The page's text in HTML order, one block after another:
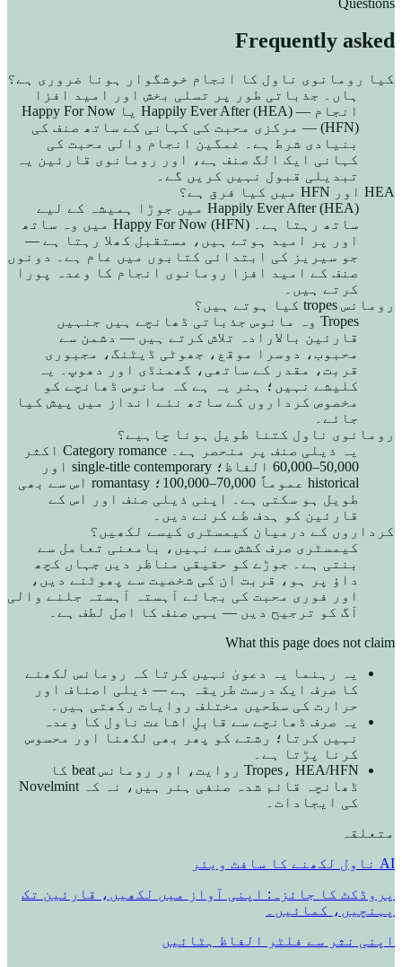
Frequently asked
کیا رومانوی ناول کا انجام خوشگوار ہونا ضروری ہے؟
ہاں۔ جذباتی طور پر تسلی بخش اور امید افزا
انجام — Happily Ever After (HEA) یا Happy For Now
(HFN) — مرکزی محبت کی کہانی کے ساتھ صنف کی
بنیادی شرط ہے۔ غمگین انجام والی محبت کی
کہانی ایک الگ صنف ہے، اور رومانوی قارئین یہ
تبدیلی قبول نہیں کریں گے۔
HEA اور HFN میں کیا فرق ہے؟
Happily Ever After (HEA) میں جوڑا ہمیشہ کے لیے
ساتھ رہتا ہے۔ Happy For Now (HFN) میں وہ ساتھ
اور پر امید ہوتے ہیں، مستقبل کھلا رہتا ہے —
جو سیریز کی ابتدائی کتابوں میں عام ہے۔ دونوں
صنف کے امید افزا رومانوی انجام کا وعدہ پورا
کرتے ہیں۔
رومانس tropes کیا ہوتے ہیں؟
Tropes وہ مانوس جذباتی ڈھانچے ہیں جنہیں
قارئین بالارادہ تلاش کرتے ہیں — دشمن سے
محبوب، دوسرا موقع، جھوٹی ڈیٹنگ، مجبوری
قربت، مقدر کے ساتھی، گھمنڈی اور دھوپ۔ یہ
کلیشے نہیں؛ ہنر یہ ہے کہ مانوس ڈھانچے کو
مخصوص کرداروں کے ساتھ نئے انداز میں پیش کیا
جائے۔
رومانوی ناول کتنا طویل ہونا چاہیے؟
یہ ذیلی صنف پر منحصر ہے۔ Category romance اکثر
50,000–60,000 الفاظ؛ single-title contemporary اور
historical عموماً 70,000–100,000؛ romantasy اس سے بھی
طویل ہو سکتی ہے۔ اپنی ذیلی صنف اور اس کے
قارئین کو ہدف طے کرنے دیں۔
کرداروں کے درمیان کیمسٹری کیسے لکھیں؟
کیمسٹری صرف کشش سے نہیں، بامعنی تعامل سے
بنتی ہے۔ جوڑے کو حقیقی مناظر دیں جہاں کچھ
داؤ پر ہو، قربت ان کی شخصیت سے پھوٹنے دیں،
اور فوری محبت کی بجائے آہستہ آہستہ جلنے والی
آگ کو ترجیح دیں — یہی صنف کا اصل لطف ہے۔
What this page does not claim
یہ رہنما یہ دعویٰ نہیں کرتا کہ رومانس لکھنے
کا صرف ایک درست طریقہ ہے — ذیلی اصناف اور
حرارت کی سطحیں مختلف روایات رکھتی ہیں۔
یہ صرف ڈھانچے سے قابلِ اشاعت ناول کا وعدہ
نہیں کرتا؛ رشتے کو پھر بھی لکھنا اور محسوس
کرنا پڑتا ہے۔
Tropes، HEA/HFN روایت، اور رومانس beat کا
ڈھانچہ قائم شدہ صنفی ہنر ہیں، نہ کہ Novelmint
کی ایجادات۔
متعلقہ
AI ناول لکھنے کا سافٹ ویئر
پروڈکٹ کا جائزہ: اپنی آواز میں لکھیں، قارئین تک
پہنچیں، کمائیں۔
اپنی نثر سے فلٹر الفاظ ہٹائیں